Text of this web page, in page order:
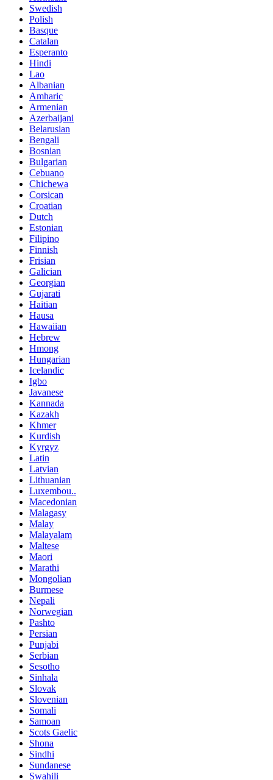
Swedish
Polish
Basque
Catalan
Esperanto
Hindi
Lao
Albanian
Amharic
Armenian
Azerbaijani
Belarusian
Bengali
Bosnian
Bulgarian
Cebuano
Chichewa
Corsican
Croatian
Dutch
Estonian
Filipino
Finnish
Frisian
Galician
Georgian
Gujarati
Haitian
Hausa
Hawaiian
Hebrew
Hmong
Hungarian
Icelandic
Igbo
Javanese
Kannada
Kazakh
Khmer
Kurdish
Kyrgyz
Latin
Latvian
Lithuanian
Luxembou..
Macedonian
Malagasy
Malay
Malayalam
Maltese
Maori
Marathi
Mongolian
Burmese
Nepali
Norwegian
Pashto
Persian
Punjabi
Serbian
Sesotho
Sinhala
Slovak
Slovenian
Somali
Samoan
Scots Gaelic
Shona
Sindhi
Sundanese
Swahili